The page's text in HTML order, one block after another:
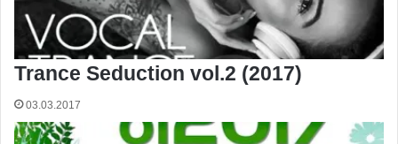
Trance Seduction vol.2 (2017)
03.03.2017